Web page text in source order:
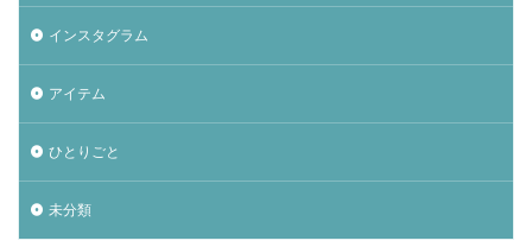
インスタグラム
アイテム
ひとりごと
未分類